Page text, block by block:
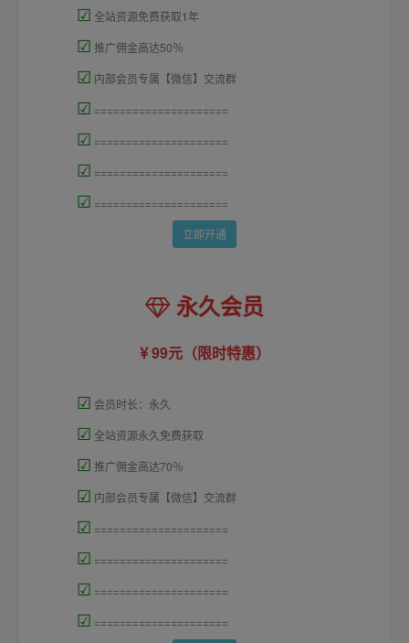
☑ 全站资源免费获取1年
☑ 推广佣金高达50％
☑ 内部会员专属【微信】交流群
☑ =====================
☑ =====================
☑ =====================
☑ =====================
立即开通
永久会员
99元（限时特惠）
☑ 会员时长：永久
☑ 全站资源永久免费获取
☑ 推广佣金高达70％
☑ 内部会员专属【微信】交流群
☑ =====================
☑ =====================
☑ =====================
☑ =====================